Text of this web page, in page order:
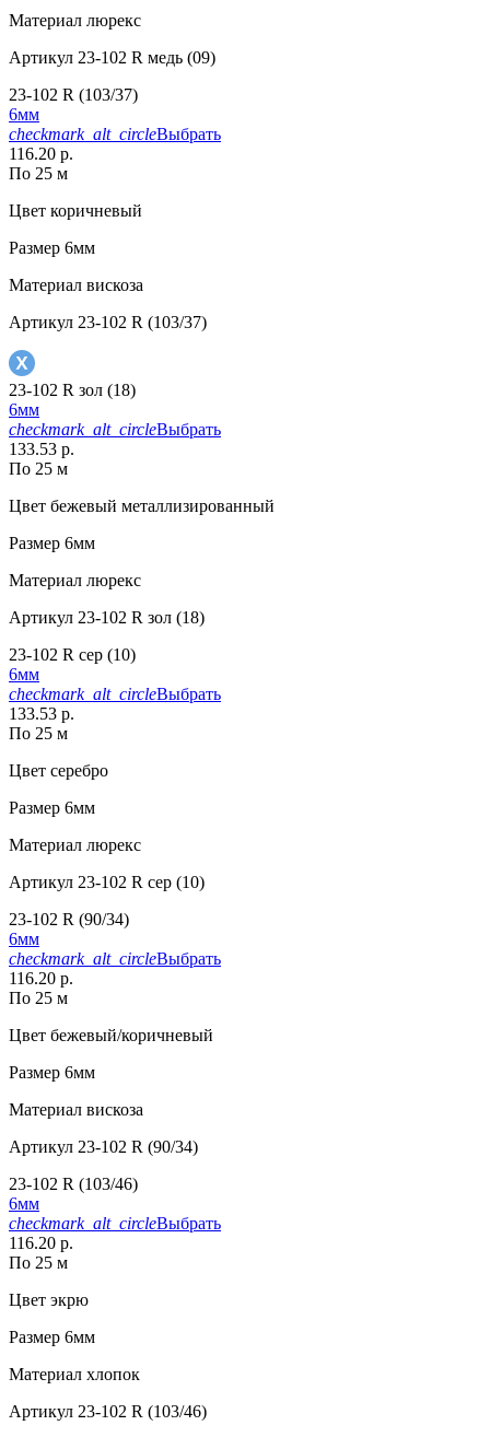
Материал люрекс
Артикул 23-102 R медь (09)
23-102 R (103/37)
6мм
checkmark_alt_circleВыбрать
116.20 р.
По 25 м
Цвет коричневый
Размер 6мм
Материал вискоза
Артикул 23-102 R (103/37)
23-102 R зол (18)
6мм
checkmark_alt_circleВыбрать
133.53 р.
По 25 м
Цвет бежевый металлизированный
Размер 6мм
Материал люрекс
Артикул 23-102 R зол (18)
23-102 R сер (10)
6мм
checkmark_alt_circleВыбрать
133.53 р.
По 25 м
Цвет серебро
Размер 6мм
Материал люрекс
Артикул 23-102 R сер (10)
23-102 R (90/34)
6мм
checkmark_alt_circleВыбрать
116.20 р.
По 25 м
Цвет бежевый/коричневый
Размер 6мм
Материал вискоза
Артикул 23-102 R (90/34)
23-102 R (103/46)
6мм
checkmark_alt_circleВыбрать
116.20 р.
По 25 м
Цвет экрю
Размер 6мм
Материал хлопок
Артикул 23-102 R (103/46)